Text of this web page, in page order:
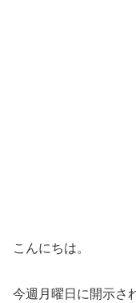
こんにちは。
今週月曜日に開示さ